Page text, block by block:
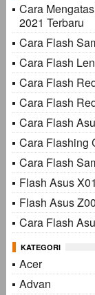
Cara
2021 Terbaru
Cara Flash
Cara Flash
Cara Flash
Cara Flash
Cara Flash
Cara Flashing
Cara Flash
Flash Asus
Flash Asus
Cara Flash
KATEGORI
Acer
Advan